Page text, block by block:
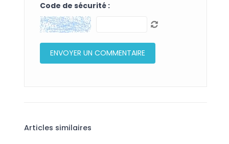
Code de sécurité :
Articles similaires